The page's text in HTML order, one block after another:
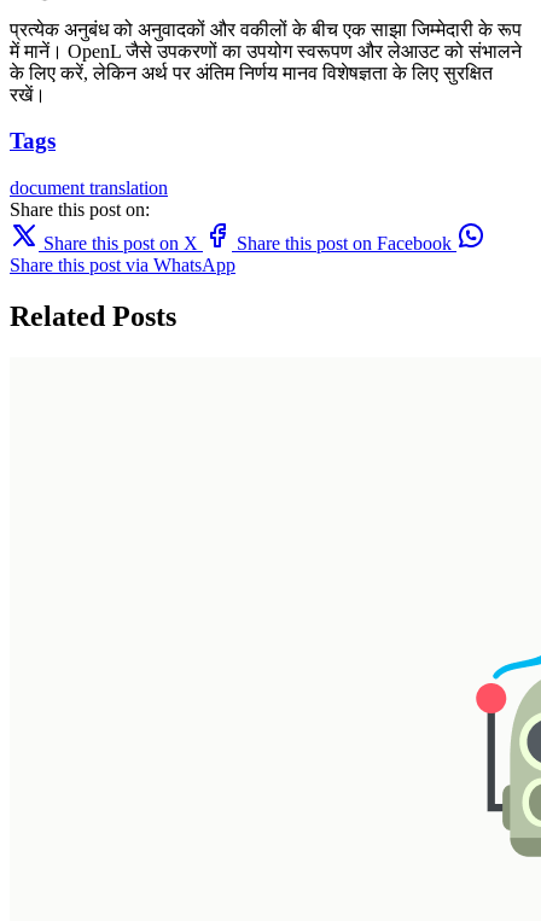
प्रत्येक अनुबंध को अनुवादकों और वकीलों के बीच एक साझा जिम्मेदारी के रूप
में मानें। OpenL जैसे उपकरणों का उपयोग स्वरूपण और लेआउट को संभालने
के लिए करें, लेकिन अर्थ पर अंतिम निर्णय मानव विशेषज्ञता के लिए सुरक्षित
रखें।
Tags
document translation
Share this post on:
Share this post on X
Share this post on Facebook
Share this post via WhatsApp
Related Posts